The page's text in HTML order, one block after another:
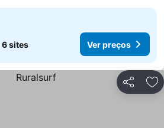
6 sites Ver preços
Partilhar